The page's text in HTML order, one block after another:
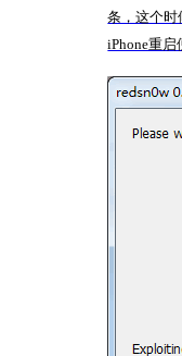
条，这个时
iPhone重启